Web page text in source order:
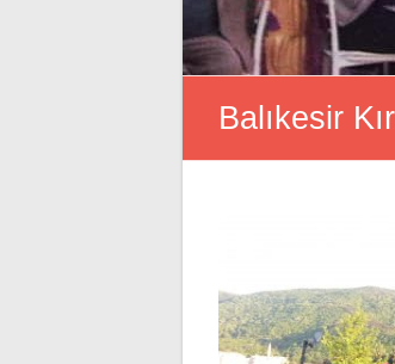
Balıkesir